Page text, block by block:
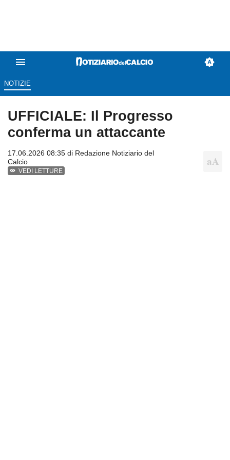
NOTIZIE
UFFICIALE: Il Progresso
conferma un attaccante
17.06.2026 08:35 di Redazione Notiziario del
Calcio
VEDI LETTURE